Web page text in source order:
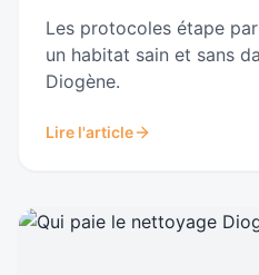
Les protocoles étape
un habitat sain et sans
Diogène.
Lire l'article